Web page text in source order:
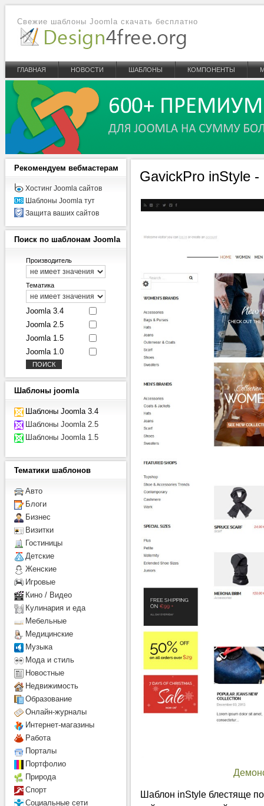
Свежие шаблоны Joomla скачать бесплатно
ГЛАВНАЯ НОВОСТИ ШАБЛОНЫ КОМПОНЕНТЫ
GavickPro inStyle
Шаблон inStyle блестяще
Рекомендуем вебмастерам
Хостинг Joomla сайтов
Шаблоны Joomla тут
Защита ваших сайтов
Поиск по шаблонам Joomla
Производитель
Тематика
Joomla 3.4
Joomla 2.5
Joomla 1.5
Joomla 1.0
Шаблоны joomla
Шаблоны Joomla 3.4
Шаблоны Joomla 2.5
Шаблоны Joomla 1.5
Тематики шаблонов
Авто
Блоги
Бизнес
Визитки
Гостиницы
Детcкие
Женские
Игровые
Кино / Видео
Кулинария и еда
Мебельные
Медицинские
Музыка
Мода и стиль
Новостные
Недвижимость
Образование
Онлайн-журналы
Интернет-магазины
Работа
Порталы
Портфолио
Природа
Спорт
Социальные сети